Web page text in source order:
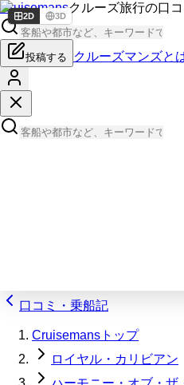
Cruisemansクルーズ旅行の口
投稿する クルーズマンズと
口コミ・乗船記
Cruisemansトップ
ロイヤル・カリビアン
2D 3D